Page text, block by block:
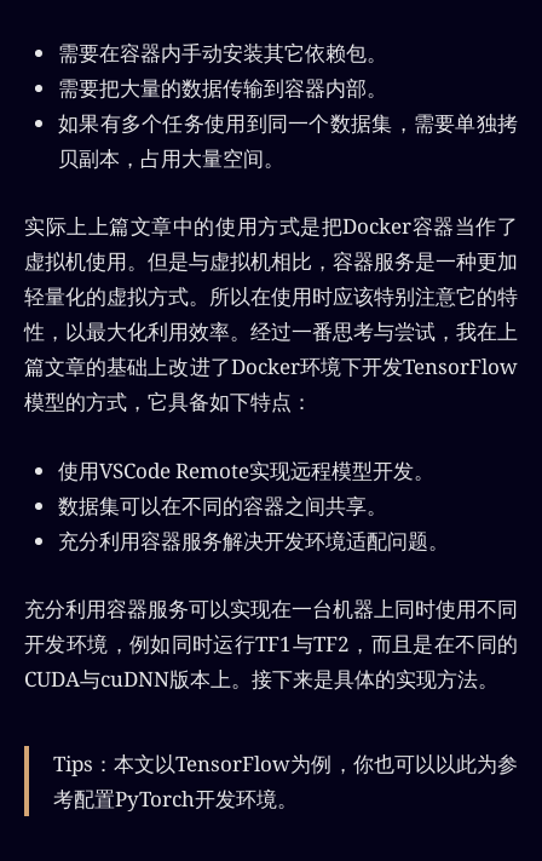
需要在容器内手动安装其它依赖包。
需要把大量的数据传输到容器内部。
如果有多个任务使用到同一个数据集，需要单独拷
贝副本，占用大量空间。
实际上上篇文章中的使用方式是把Docker容器当作了
虚拟机使用。但是与虚拟机相比，容器服务是一种更加
轻量化的虚拟方式。所以在使用时应该特别注意它的特
性，以最大化利用效率。经过一番思考与尝试，我在上
篇文章的基础上改进了Docker环境下开发TensorFlow
模型的方式，它具备如下特点：
使用VSCode Remote实现远程模型开发。
数据集可以在不同的容器之间共享。
充分利用容器服务解决开发环境适配问题。
充分利用容器服务可以实现在一台机器上同时使用不同
开发环境，例如同时运行TF1与TF2，而且是在不同的
CUDA与cuDNN版本上。接下来是具体的实现方法。
Tips：本文以TensorFlow为例，你也可以以此为参
考配置PyTorch开发环境。